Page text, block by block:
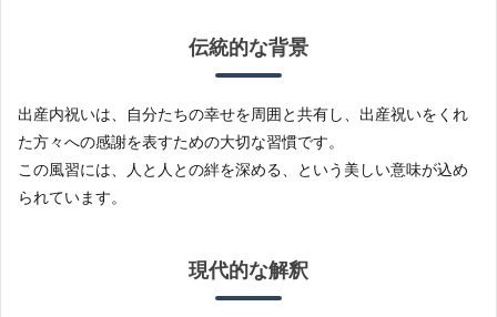
ー
出産
内祝
伝統的な背景
出産内祝いは、自分たちの幸せを周囲と共有し、出産祝いをくれ
た方々への感謝を表すための大切な習慣です。
この風習には、人と人との絆を深める、という美しい意味が込め
られています。
現代的な解釈